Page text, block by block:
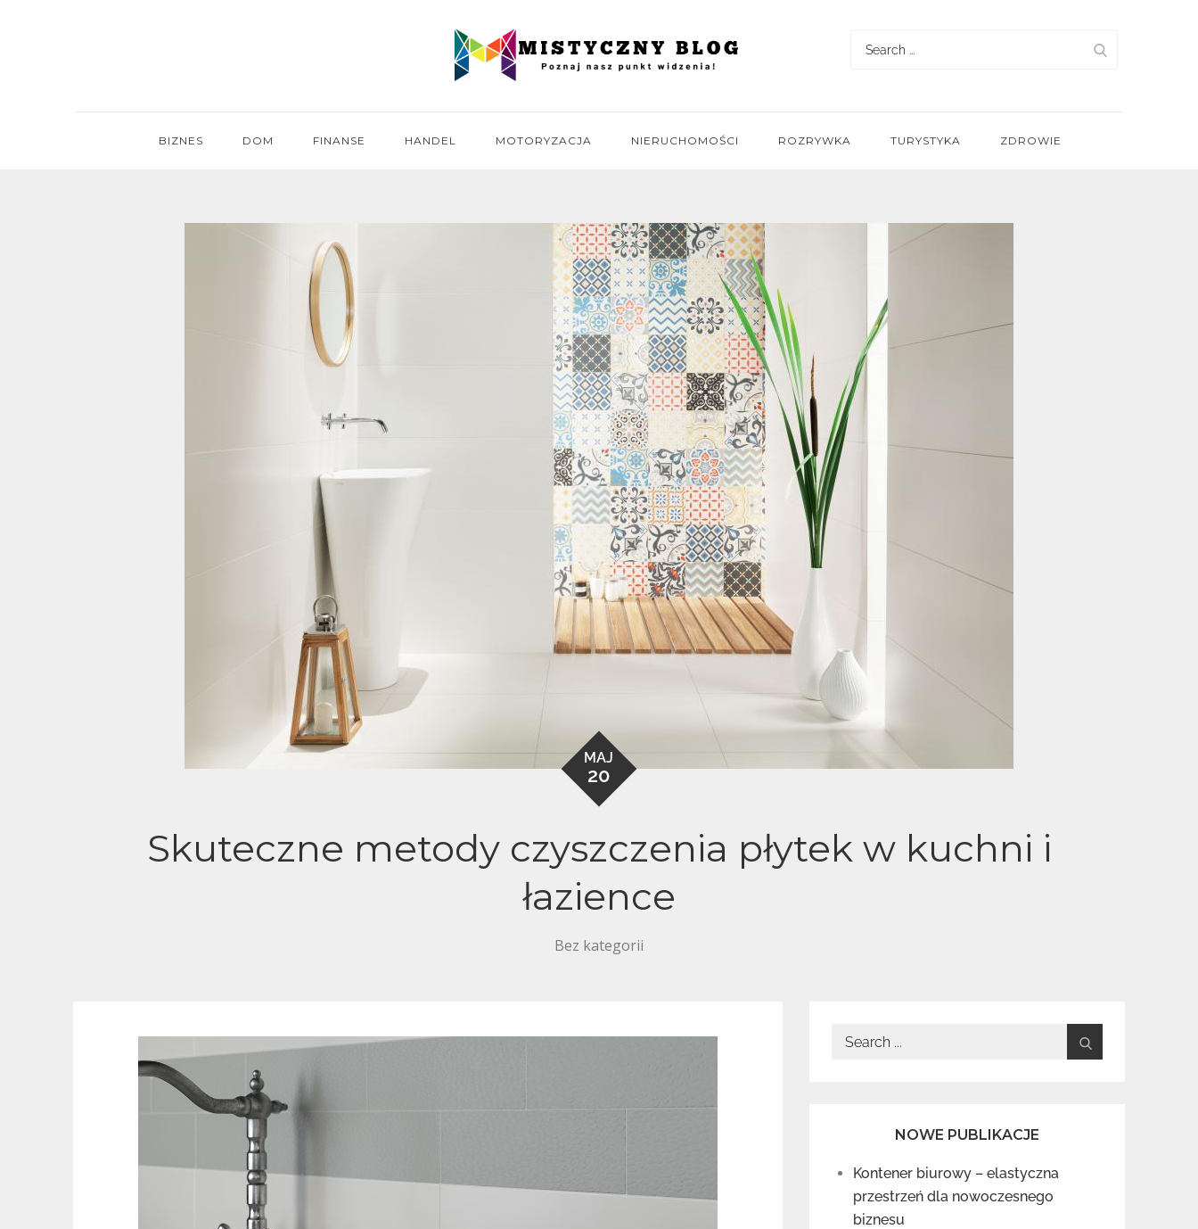
BIZNES DOM FINANSE HANDEL MOTORYZACJA NIERUCHOMOŚCI ROZRYWKA TURYSTYKA ZDROWIE
Search
MAJ
20
Skuteczne metody czyszczenia płytek w kuchni i
łazience
Bez kategorii
Search
NOWE PUBLIKACJE
Kontener biurowy – elastyczna
przestrzeń dla nowoczesnego
biznesu